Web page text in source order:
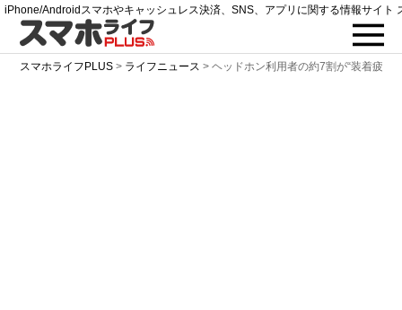
iPhone/Androidスマホやキャッシュレス決済、SNS、アプリに関する情報サイト
スマホライフPLUS > ライフニュース >ヘッドホン利用者の約7割が“装着疲れ”